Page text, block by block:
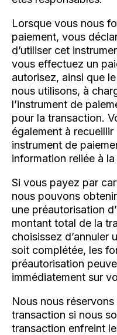
Lorsque vous nous
paiement, vous
d’utiliser cet
vous effectuez un
autorisez, ainsi que
nous utilisons, à
l’instrument de
pour la transaction.
également à
instrument de
information reliée à
Si vous payez par
nous pouvons
une préautorisation
montant total de la
choisissez d’annuler
soit complétée, les
préautorisation
immédiatement sur
Nous nous
transaction si nous
transaction enfreint